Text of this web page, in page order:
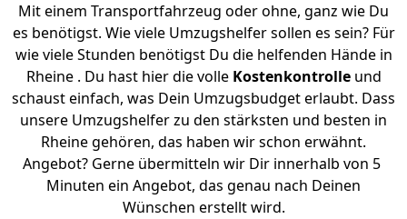
Mit einem Transportfahrzeug oder ohne, ganz wie Du
es benötigst. Wie viele Umzugshelfer sollen es sein? Für
wie viele Stunden benötigst Du die helfenden Hände in
Rheine . Du hast hier die volle Kostenkontrolleund
schaust einfach, was Dein Umzugsbudget erlaubt. Dass
unsere Umzugshelfer zu den stärksten und besten in
Rheine gehören, das haben wir schon erwähnt.
Angebot? Gerne übermitteln wir Dir innerhalb von 5
Minuten ein Angebot, das genau nach Deinen
Wünschen erstellt wird.